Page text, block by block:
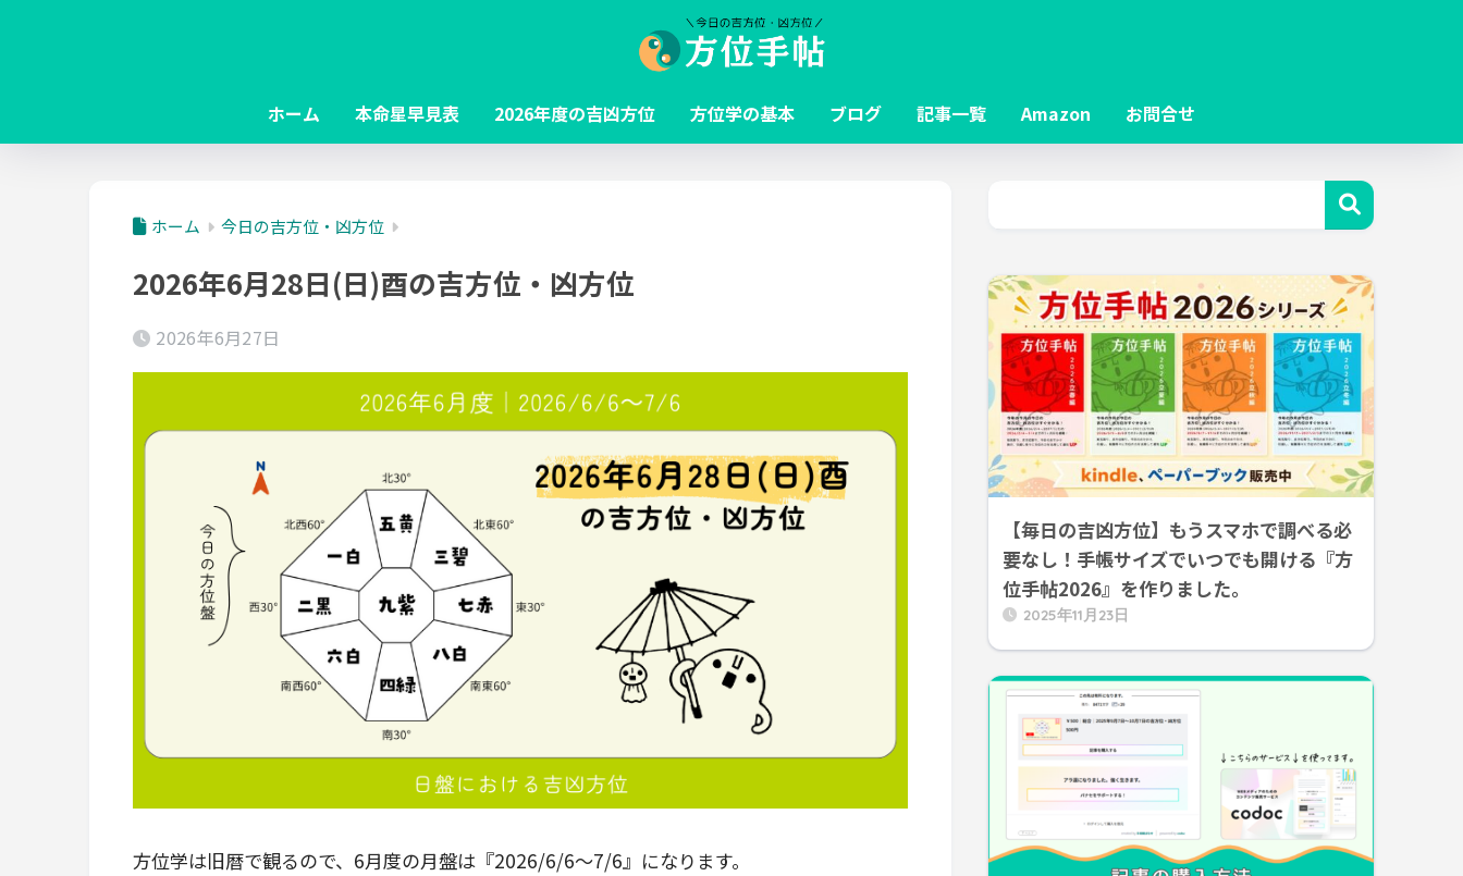
ホーム 本命星早見表 2026年度の吉凶方位 方位学の基本 ブログ 記事一覧 Amazon お問合せ
ホーム 今日の吉方位・凶方位
2026年6月28日(日)酉の吉方位・凶方位
2026年6月27日
方位学は旧暦で観るので、6月度の月盤は『2026/6/6～7/6』になります。
【毎日の吉凶方位】もうスマホで調べる必
要なし！手帳サイズでいつでも開ける『方
位手帖2026』を作りました。
2025年11月23日